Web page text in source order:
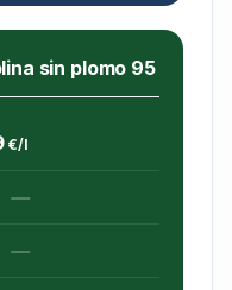
sin plomo 95
€/l
—
—